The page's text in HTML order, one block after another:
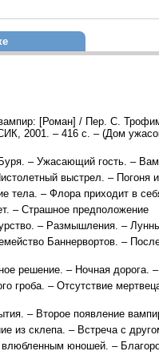
[Роман] / Пер. С.
2001. – 416 с. – (Дом
– Ужасающий гость. –
выстрел. – Погоня
тела. – Флора приходит в
– Страшное предположение
– Размышления. –
Баннервортов. –
решение. – Ночная дорога.
гроба. – Отсутствие
– Второе появление
из склепа. – Встреча с
влюбленным юношей. –